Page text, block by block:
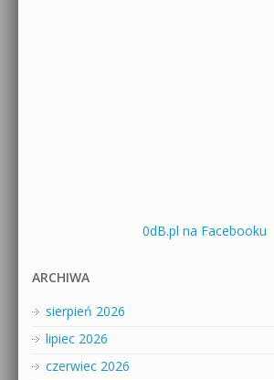
0dB.pl na Facebooku
ARCHIWA
sierpień 2026
lipiec 2026
czerwiec 2026